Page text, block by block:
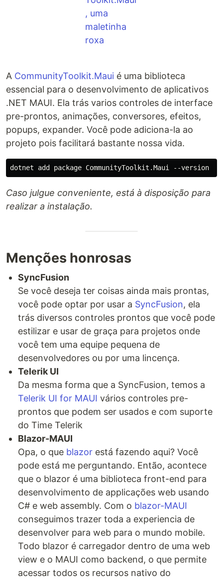
A CommunityToolkit.Maui é uma biblioteca
essencial para o desenvolvimento de aplicativos
.NET MAUI. Ela trás varios controles de interface
pre-prontos, animações, conversores, efeitos,
popups, expander. Você pode adiciona-la ao
projeto pois facilitará bastante nossa vida.
Caso julgue conveniente, está à disposição para
realizar a instalação.
Menções honrosas
SyncFusion
Se você deseja ter coisas ainda mais prontas,
você pode optar por usar a SyncFusion, ela
trás diversos controles prontos que você pode
estilizar e usar de graça para projetos onde
você tem uma equipe pequena de
desenvolvedores ou por uma lincença.
Telerik UI
Da mesma forma que a SyncFusion, temos a
Telerik UI for MAUI vários controles pre-
prontos que podem ser usados e com suporte
do Time Telerik
Blazor-MAUI
Opa, o que blazor está fazendo aqui? Você
pode está me perguntando. Então, acontece
que o blazor é uma biblioteca front-end para
desenvolvimento de applicações web usando
C# e web assembly. Com o blazor-MAUI
conseguimos trazer toda a experiencia de
desenvolver para web para o mundo mobile.
Todo blazor é carregador dentro de uma web
view e o MAUI como backend, o que permite
acessar todos os recursos nativo do